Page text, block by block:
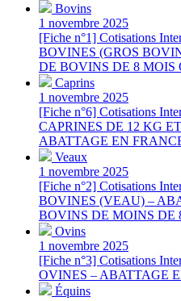
Bovins
1 novembre 2025
[Fiche n°1] Cotisations
BOVINES (GROS
DE BOVINS DE 8 MOIS
Caprins
1 novembre 2025
[Fiche n°6] Cotisations
CAPRINES DE 12 KG
ABATTAGE EN
Veaux
1 novembre 2025
[Fiche n°2] Cotisations
BOVINES (VEAU) –
BOVINS DE MOINS DE
Ovins
1 novembre 2025
[Fiche n°3] Cotisations
OVINES – ABATTAGE
Équins